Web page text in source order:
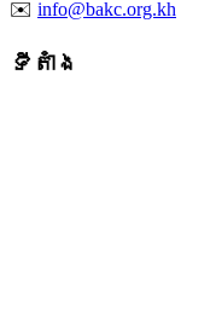
✉️ info@bakc.org.kh
ទីតាំង